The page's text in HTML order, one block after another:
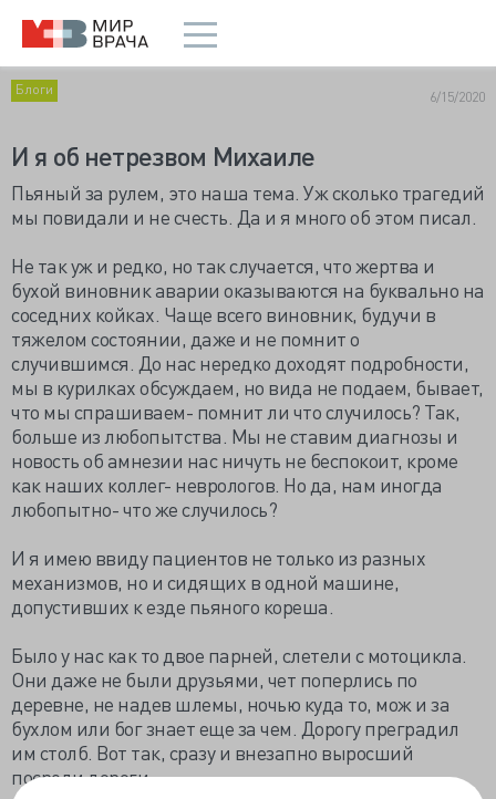
Блоги 6/15/2020
И я об нетрезвом Михаиле
Пьяный за рулем, это наша тема. Уж сколько трагедий
мы повидали и не счесть. Да и я много об этом писал.
Не так уж и редко, но так случается, что жертва и
бухой виновник аварии оказываются на буквально на
соседних койках. Чаще всего виновник, будучи в
тяжелом состоянии, даже и не помнит о
случившимся. До нас нередко доходят подробности,
мы в курилках обсуждаем, но вида не подаем, бывает,
что мы спрашиваем- помнит ли что случилось? Так,
больше из любопытства. Мы не ставим диагнозы и
новость об амнезии нас ничуть не беспокоит, кроме
как наших коллег- неврологов. Но да, нам иногда
любопытно- что же случилось?
И я имею ввиду пациентов не только из разных
механизмов, но и сидящих в одной машине,
допустивших к езде пьяного кореша.
Было у нас как то двое парней, слетели с мотоцикла.
Они даже не были друзьями, чет поперлись по
деревне, не надев шлемы, ночью куда то, мож и за
бухлом или бог знает еще за чем. Дорогу преградил
им столб. Вот так, сразу и внезапно выросший
посреди дороги.